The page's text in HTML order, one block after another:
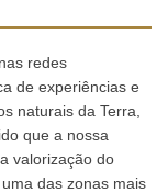
redes
de experiências e
naturais da Terra,
que a nossa
valorização do
das zonas mais